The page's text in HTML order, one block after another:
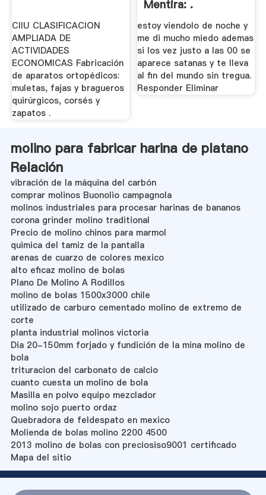
CIIU CLASIFICACION
AMPLIADA DE
ACTIVIDADES
ECONOMICAS Fabricación
de aparatos ortopédicos:
muletas, fajas y bragueros
quirúrgicos, corsés y
zapatos .
Mentira: .
estoy viendolo de noche y
me di mucho miedo ademas
si los vez justo a las 00 se
aparece satanas y te lleva
al fin del mundo sin tregua.
Responder Eliminar
molino para fabricar harina de platano
Relación
vibración de la máquina del carbón
comprar molinos Buonolio campagnola
molinos industriales para procesar harinas de bananos
corona grinder molino traditional
Precio de molino chinos para marmol
quimica del tamiz de la pantalla
arenas de cuarzo de colores mexico
alto eficaz molino de bolas
Plano De Molino A Rodillos
molino de bolas 1500x3000 chile
utilizado de carburo cementado molino de extremo de
corte
planta industrial molinos victoria
Dia 20-150mm forjado y fundición de la mina molino de
bola
trituracion del carbonato de calcio
cuanto cuesta un molino de bola
Masilla en polvo equipo mezclador
molino sojo puerto ordaz
Quebradora de feldespato en mexico
Molienda de bolas molino 2200 4500
2013 molino de bolas con preciosiso9001 certificado
Mapa del sitio